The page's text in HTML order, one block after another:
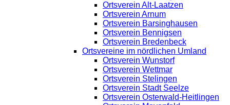
Ortsverein Alt-Laatzen
Ortsverein Arnum
Ortsverein Barsinghausen
Ortsverein Bennigsen
Ortsverein Bredenbeck
Ortsvereine im nördlichen Umland
Ortsverein Wunstorf
Ortsverein Wettmar
Ortsverein Stelingen
Ortsverein Stadt Seelze
Ortsverein Osterwald-Heitlingen